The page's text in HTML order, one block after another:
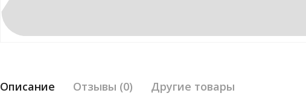
Описание Отзывы (0) Другие товары